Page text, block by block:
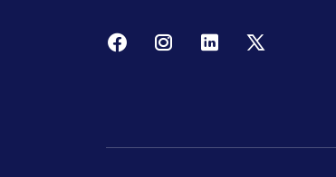
FacebookInstagramLinkedin